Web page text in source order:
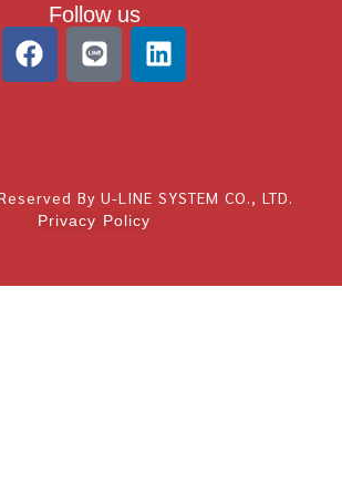
Follow us
By U-LINE SYSTEM CO., LTD.
Privacy Policy